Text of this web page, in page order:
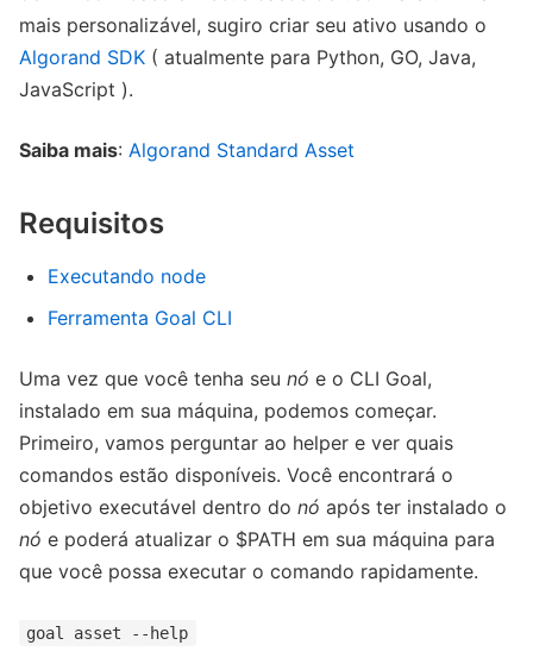
mais personalizável, sugiro criar seu ativo usando o
Algorand SDK ( atualmente para Python, GO, Java,
JavaScript ).
Saiba mais: Algorand Standard Asset
Requisitos
Executando node
Ferramenta Goal CLI
Uma vez que você tenha seu nó e o CLI Goal,
instalado em sua máquina, podemos começar.
Primeiro, vamos perguntar ao helper e ver quais
comandos estão disponíveis. Você encontrará o
objetivo executável dentro do nó após ter instalado o
nó e poderá atualizar o $PATH em sua máquina para
que você possa executar o comando rapidamente.
goal asset --help